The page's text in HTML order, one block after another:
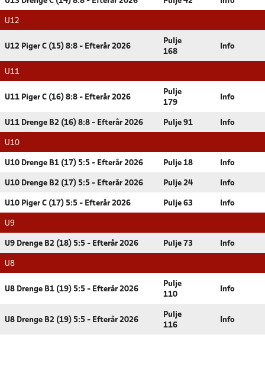
U12
U12 Piger C (15) 8:8 - Efterår 2026
Pulje
168
Info
U11
U11 Piger C (16) 8:8 - Efterår 2026
Pulje
179
Info
U11 Drenge B2 (16) 8:8 - Efterår 2026 Pulje 91 Info
U10
U10 Drenge B1 (17) 5:5 - Efterår 2026 Pulje 18 Info
U10 Drenge B2 (17) 5:5 - Efterår 2026 Pulje 24 Info
U10 Piger C (17) 5:5 - Efterår 2026 Pulje 63 Info
U9
U9 Drenge B2 (18) 5:5 - Efterår 2026 Pulje 73 Info
U8
U8 Drenge B1 (19) 5:5 - Efterår 2026
Pulje
110
Info
U8 Drenge B2 (19) 5:5 - Efterår 2026
Pulje
116
Info